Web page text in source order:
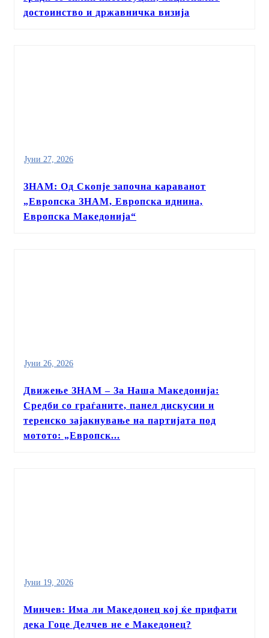
достоинство и државничка визија
Јуни 27, 2026
ЗНАМ: Од Скопје започна караванот
„Европска ЗНАМ, Европска иднина,
Европска Македонија“
Јуни 26, 2026
Движење ЗНАМ – За Наша Македонија:
Средби со граѓаните, панел дискусии и
теренско зајакнување на партијата под
мотото: „Европск...
Јуни 19, 2026
Минчев: Има ли Македонец кој ќе прифати
дека Гоце Делчев не е Македонец?